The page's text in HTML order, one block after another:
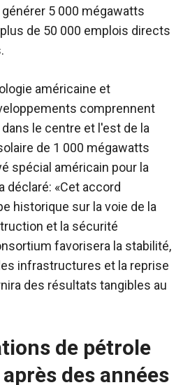
5 000 mégawatts
de 50 000 emplois directs
américaine et
comprennent
le centre et l'est de la
de 1 000 mégawatts
spécial américain pour la
déclaré: «Cet accord
historique sur la voie de la
et la sécurité
favorisera la stabilité,
infrastructures et la reprise
des résultats tangibles au
de pétrole
des années